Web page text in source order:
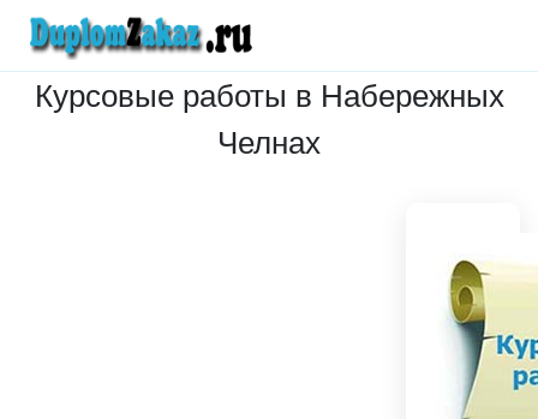
Курсовые работы в Набережных
Челнах